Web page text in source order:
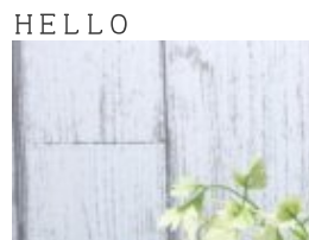
ＨＥＬＬＯ